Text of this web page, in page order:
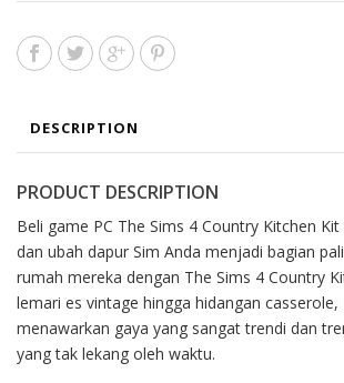
DESCRIPTION
PRODUCT DESCRIPTION
Beli game PC The Sims 4 Country Kitchen
dan ubah dapur Sim Anda menjadi bagian
rumah mereka dengan The Sims 4 Country
lemari es vintage hingga hidangan
menawarkan gaya yang sangat trendi dan
yang tak lekang oleh waktu.